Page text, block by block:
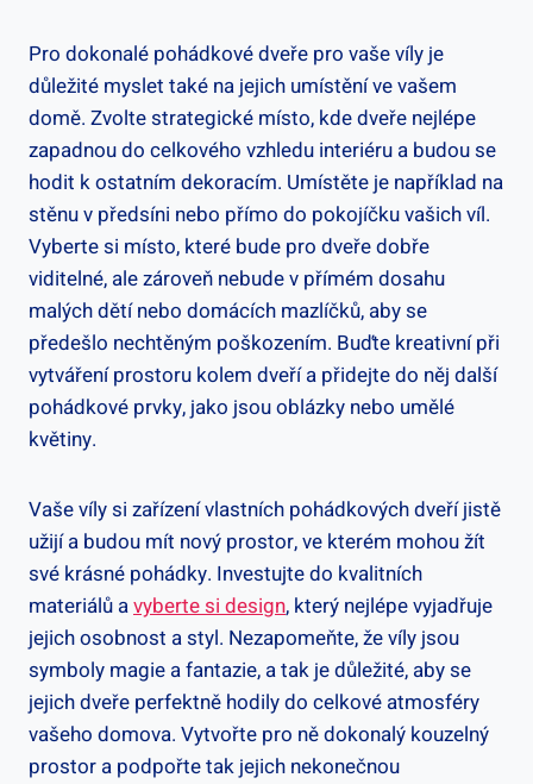
Pro dokonalé pohádkové dveře pro vaše víly je
důležité myslet také na jejich umístění ve vašem
domě. Zvolte strategické místo, kde dveře nejlépe
zapadnou do celkového vzhledu interiéru a budou se
hodit k ostatním dekoracím. Umístěte je například na
stěnu v předsíni nebo přímo do pokojíčku vašich víl.
Vyberte si místo, které bude pro dveře dobře
viditelné, ale zároveň nebude v přímém dosahu
malých dětí nebo domácích mazlíčků, aby se
předešlo nechtěným poškozením. Buďte kreativní při
vytváření prostoru kolem dveří a přidejte do něj další
pohádkové prvky, jako jsou oblázky nebo umělé
květiny.
Vaše víly si zařízení vlastních pohádkových dveří jistě
užijí a budou mít nový prostor, ve kterém mohou žít
své krásné pohádky. Investujte do kvalitních
materiálů avyberte si design, který nejlépe vyjadřuje
jejich osobnost a styl. Nezapomeňte, že víly jsou
symboly magie a fantazie, a tak je důležité, aby se
jejich dveře perfektně hodily do celkové atmosféry
vašeho domova. Vytvořte pro ně dokonalý kouzelný
prostor a podpořte tak jejich nekonečnou